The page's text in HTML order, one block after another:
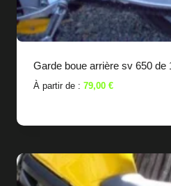
Garde boue arrière sv 650 de
À partir de : 79,00 €